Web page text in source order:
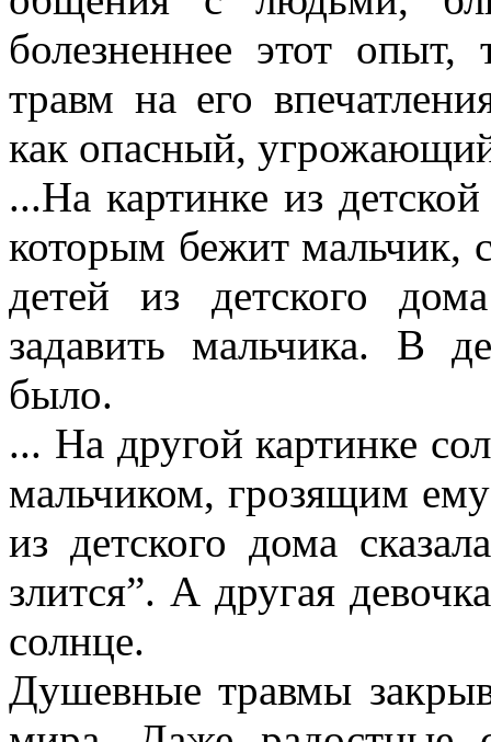
болезненнее этот
травм на его
как опасный,
...На картинке из
которым бежит мальчик,
детей из детского
задавить мальчика. В
было.
... На другой картинке
мальчиком, грозящим
из детского дома
злится”. А другая
солнце.
Душевные травмы